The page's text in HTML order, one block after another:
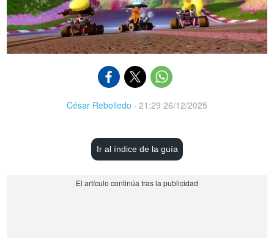
César Rebolledo · 21:29 26/12/2025
Ir al índice de la guía